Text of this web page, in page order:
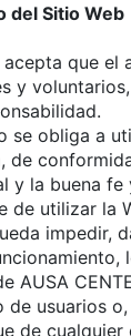
del Sitio Web
que el
y
se obliga a
y la buena fe
de utilizar la
impedir,
AUSA
usuarios
de cualquier